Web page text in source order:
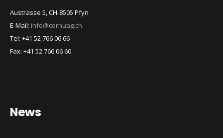
Austrasse 5, CH-8505 Pfyn
E-Mail: info@cornuag.ch
Tel: +41 52 766 06 66
Fax: +41 52 766 06 60
News